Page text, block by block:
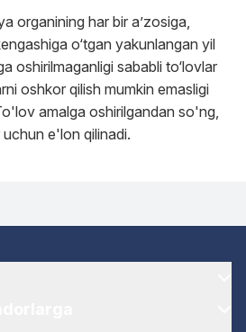
organining har bir a’zosiga,
o‘tgan yakunlangan yil
oshirilmaganligi sababli to‘lovlar
oshkor qilish mumkin emasligi
amalga oshirilgandan so'ng,
e'lon qilinadi.